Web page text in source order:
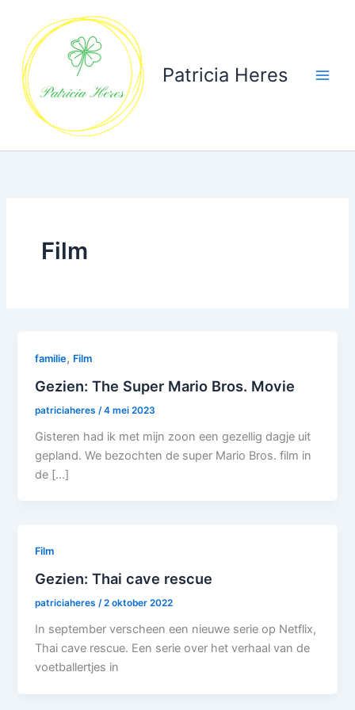
inhoud
Patricia Heres
Film
familie, Film
Gezien: The Super Mario Bros. Movie
patriciaheres /4 mei 2023
Gisteren had ik met mijn zoon een gezellig dagje uit
gepland. We bezochten de super Mario Bros. film in
de […]
Film
Gezien: Thai cave rescue
patriciaheres/2 oktober 2022
In september verscheen een nieuwe serie op Netflix,
Thai cave rescue. Een serie over het verhaal van de
voetballertjes in